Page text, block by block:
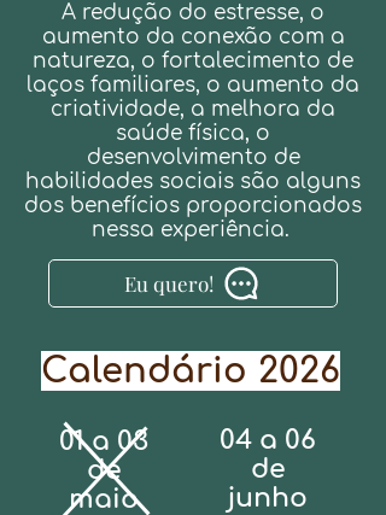
A redução do estresse, o
aumento da conexão com a
natureza, o fortalecimento de
laços familiares, o aumento da
criatividade, a melhora da
saúde física, o
desenvolvimento de
habilidades sociais são alguns
dos benefícios proporcionados
nessa experiência.
Eu quero!
Calendário 2026
01 a 03
de
maio
04 a 06
de
junho